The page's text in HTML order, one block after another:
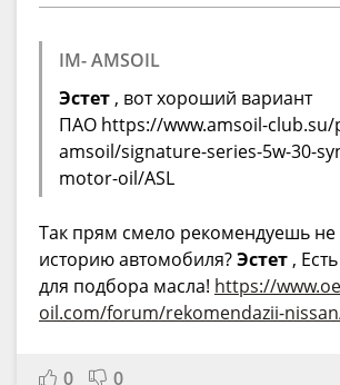
IM- AMSOIL
Эстет , вот хороший вариант
ПАО https://www.amsoil-
amsoil/signature-series-5w-30-
motor-oil/ASL
Так прям смело рекомендуешь не
историю автомобиля?Эстет ,
для подбора масла! https://
oil.com/forum/rekomendazii-
0 0